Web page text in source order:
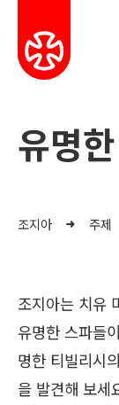
유명
조지아 주제
조지아는 치유
유명한 스파들
명한 티빌리시
을 발견해 보세